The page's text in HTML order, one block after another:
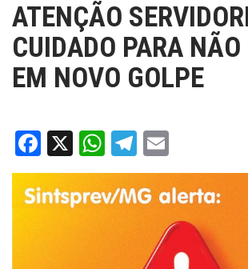
ATENÇÃO
CUIDADO PARA
EM NOVO GOLPE
Facebook
X WhatsApp
Telegram